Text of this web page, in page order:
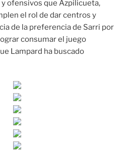
ofensivos que Azpilicueta,
el rol de dar centros y
de la preferencia de Sarri por
consumar el juego
Lampard ha buscado